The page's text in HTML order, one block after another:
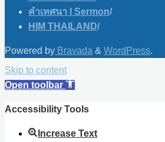
คำเทศนา l Sermon/
HIM THAILAND/
Powered by Bravada & WordPress.
Skip to content
Open toolbar
Accessibility Tools
Increase Text